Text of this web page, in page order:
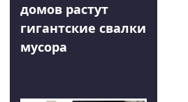
домов растут
гигантские свалки
мусора